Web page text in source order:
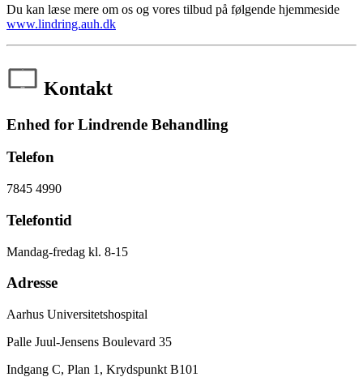
Du kan læse mere om os og vores tilbud på følgende hjemmeside
www.lindring.auh.dk
Kontakt
Enhed for Lindrende Behandling
Telefon
7845 4990
Telefontid
Mandag-fredag kl. 8-15
Adresse
Aarhus Universitetshospital
Palle Juul-Jensens Boulevard 35
Indgang C, Plan 1, Krydspunkt B101